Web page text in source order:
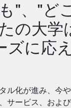
"、"ど
の大学
ズに応
ル化が進み、今
サービス、およ